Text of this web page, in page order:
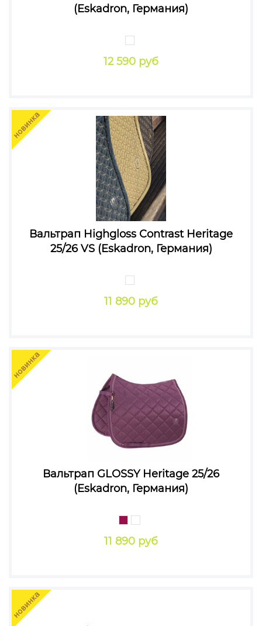
(Eskadron, Германия)
12 590 руб
Вальтрап Highgloss Contrast Heritage
25/26 VS (Eskadron, Германия)
11 890 руб
Вальтрап GLOSSY Heritage 25/26
(Eskadron, Германия)
11 890 руб